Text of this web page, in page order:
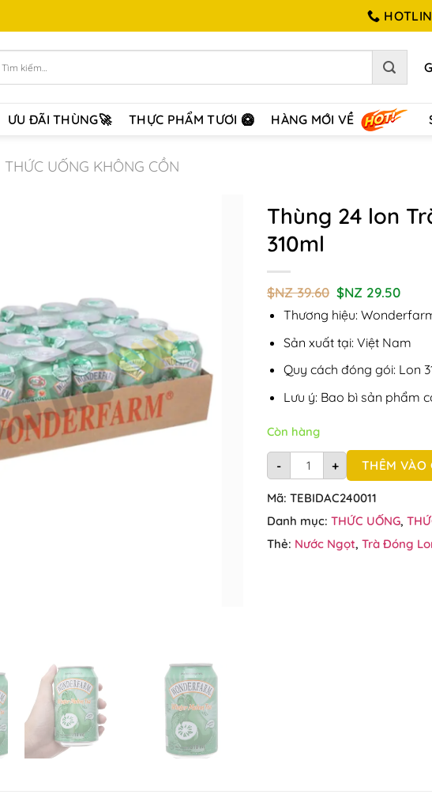
kiếm:
ƯU ĐÃI THÙNG🚀 THỰC PHẨM TƯƠI 🥝 HÀNG MỚI VỀ
THỨC UỐNG KHÔNG CỒN
Thùng 24 lon
310ml
$NZ39.60 Giá
gốc
là:
39.60.
$NZ 29.50Giá
tại
$NZ
Thương hiệu:
Sản xuất tại: Việt Nam
Quy cách đóng gói: Lon
Lưu ý: Bao bì sản phẩm
Còn hàng
-
Thùng 24 lon Trà bí đao
+ THÊM VÀO
Mã: TEBIDAC240011
Danh mục: THỨC UỐNG,
Thẻ: Nước Ngọt, Trà Đóng